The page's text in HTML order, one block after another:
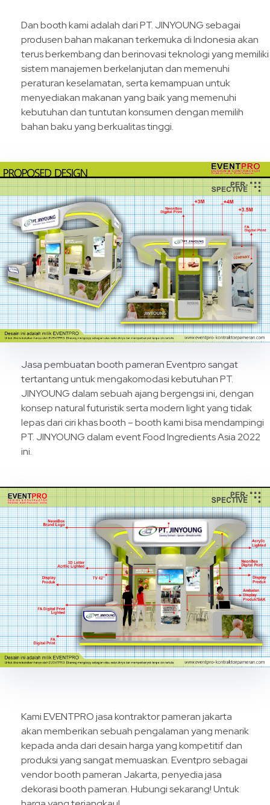
Dan booth kami adalah dari PT. JINYOUNG sebagai
produsen bahan makanan terkemuka di Indonesia akan
terus berkembang dan berinovasi teknologi yang memiliki
sistem manajemen berkelanjutan dan memenuhi
peraturan keselamatan, serta kemampuan untuk
menyediakan makanan yang baik yang memenuhi
kebutuhan dan tuntutan konsumen dengan memilih
bahan baku yang berkualitas tinggi.
Jasa pembuatan booth pameran Eventpro sangat
tertantang untuk mengakomodasi kebutuhan PT.
JINYOUNG dalam sebuah ajang bergengsi ini, dengan
konsep natural futuristik serta modern light yang tidak
lepas dari ciri khas booth – booth kami bisa mendampingi
PT. JINYOUNG dalam event Food Ingredients Asia 2022
ini.
Kami EVENTPRO jasa kontraktor pameran jakarta
akan memberikan sebuah pengalaman yang menarik
kepada anda dari desain harga yang kompetitif dan
produksi yang sangat memuaskan. Eventpro sebagai
vendor booth pameran Jakarta, penyedia jasa
dekorasi booth pameran. Hubungi sekarang! Untuk